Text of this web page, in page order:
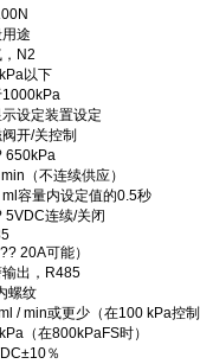
途
N2
以下
1000kPa
示设定装置设定
开/关控制
650kPa
（不连续供应）
ml容量内设定值的0.5秒
5VDC连续/关闭
?? 20A可能）
出，R485
螺纹
/ min或更少（在100 kPa控制
（在800kPaFS时）
％